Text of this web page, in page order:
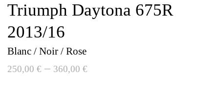
Triumph Daytona 675R
2013/16
Blanc / Noir / Rose
250,00 € – 360,00 €